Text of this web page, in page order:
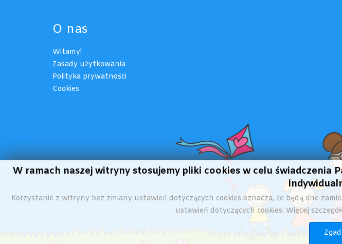
W ramach naszej witryny stosujemy pliki cookies w celu świadczenia
Korzystanie z witryny bez zmiany ustawień dotyczących cookies oznacza, że będą one
ustawień dotyczących cookies. Więcej
O nas
Witamy!
Zasady użytkowania
Polityka prywatności
Cookies